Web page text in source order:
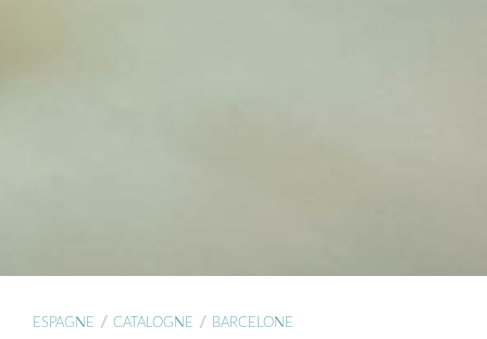
ESPAGNE / CATALOGNE / BARCELONE